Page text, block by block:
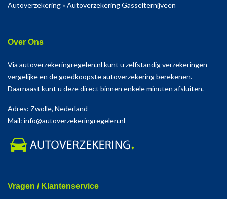
Autoverzekering» Autoverzekering Gasselternijveen
Over Ons
Via autoverzekeringregelen.nl kunt u zelfstandig verzekeringen
vergelijke en de goedkoopste autoverzekering berekenen.
Daarnaast kunt u deze direct binnen enkele minuten afsluiten.
Adres: Zwolle, Nederland
Mail: info@autoverzekeringregelen.nl
Vragen / Klantenservice